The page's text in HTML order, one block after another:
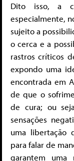
Dito isso, a
especialmente,
sujeito a
o cerca e a
rastros críticos
expondo uma
encontrada em
de que o
de cura; ou
sensações
uma libertação
para falar de
garantem uma